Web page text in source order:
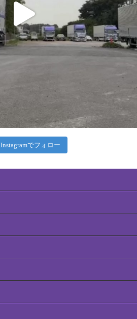
Instagramでフォロー